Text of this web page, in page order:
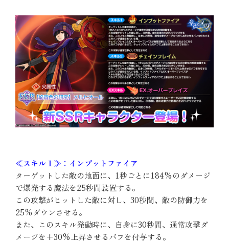
≪スキル１≫：インプットファイア
ターゲットした敵の地面に、1秒ごとに184%のダメージ
で爆発する魔法を25秒間設置する。
この攻撃がヒットした敵に対し、30秒間、敵の防御力を
25%ダウンさせる。
また、このスキル発動時に、自身に30秒間、通常攻撃ダ
メージを+30%上昇させるバフを付与する。